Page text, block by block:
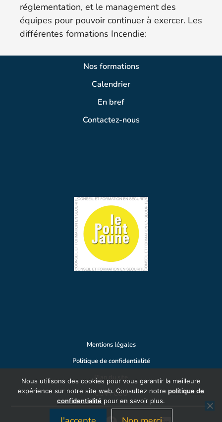
réglementation, et le management des
équipes pour pouvoir continuer à exercer. Les
différentes formations Incendie:
Nos formations
Calendrier
En bref
Contactez-nous
Mentions légales
Politique de confidentialité
Plan du site
CGV / CGU
Nous utilisons des cookies pour vous garantir la meilleure
expérience sur notre site web. Consultez notre politique de
confidentialité pour en savoir plus.